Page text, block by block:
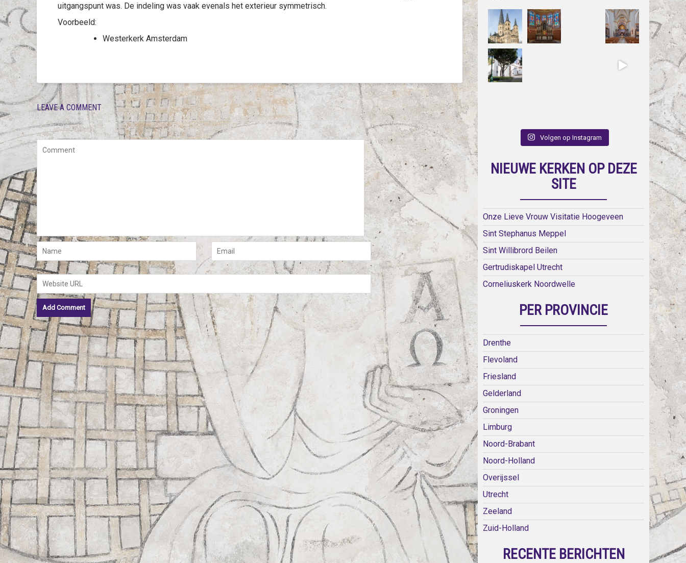
uitgangspunt was. De indeling was vaak evenals het exterieur symmetrisch.
Voorbeeld:
Westerkerk Amsterdam
LEAVE A COMMENT
Volgen op Instagram
NIEUWE KERKEN OP DEZE
SITE
Onze Lieve Vrouw Visitatie Hoogeveen
Sint Stephanus Meppel
Sint Willibrord Beilen
Gertrudiskapel Utrecht
Corneliuskerk Noordwelle
PER PROVINCIE
Drenthe
Flevoland
Friesland
Gelderland
Groningen
Limburg
Noord-Brabant
Noord-Holland
Overijssel
Utrecht
Zeeland
Zuid-Holland
RECENTE BERICHTEN